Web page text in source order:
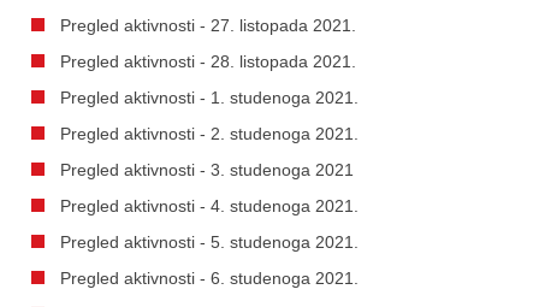
Pregled aktivnosti - 27. listopada 2021.
Pregled aktivnosti - 28. listopada 2021.
Pregled aktivnosti - 1. studenoga 2021.
Pregled aktivnosti - 2. studenoga 2021.
Pregled aktivnosti - 3. studenoga 2021
Pregled aktivnosti - 4. studenoga 2021.
Pregled aktivnosti - 5. studenoga 2021.
Pregled aktivnosti - 6. studenoga 2021.